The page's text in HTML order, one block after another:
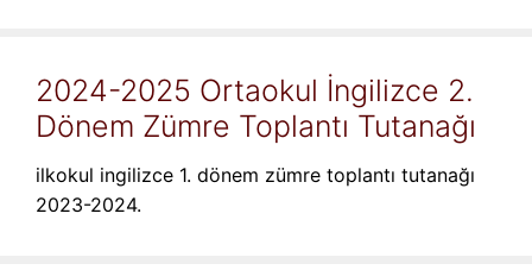
2024-2025 Ortaokul İngilizce 2.
Dönem Zümre Toplantı Tutanağı
ilkokul ingilizce 1. dönem zümre toplantı tutanağı
2023-2024.